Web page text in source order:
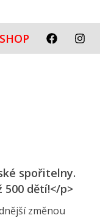
spořitelny.
dětí!</p>
změnou